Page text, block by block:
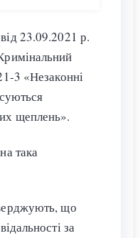
23.09.2021 р.
3 «Незаконні
щеплень».
така
що
за